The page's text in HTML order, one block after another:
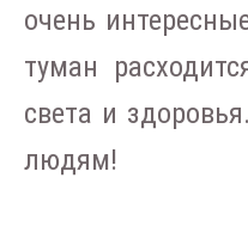
очень
туман
света и
людям!